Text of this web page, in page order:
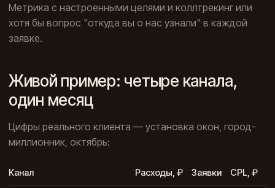
Метрика с настроенными целями и коллтрекинг или
хотя бы вопрос "откуда вы о нас узнали" в каждой
заявке.
Живой пример: четыре канала,
один месяц
Цифры реального клиента — установка окон, город-
миллионник, октябрь:
Канал Расходы, ₽ Заявки CPL, ₽